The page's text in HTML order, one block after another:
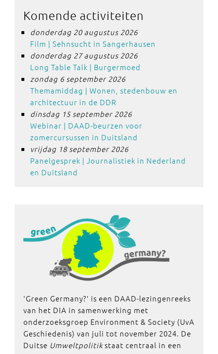
Komende activiteiten
donderdag 20 augustus 2026
Film | Sehnsucht in Sangerhausen
donderdag 27 augustus 2026
Long Table Talk | Burgermoed
zondag 6 september 2026
Themamiddag | Wonen, stedenbouw en
architectuur in de DDR
dinsdag 15 september 2026
Webinar | DAAD-beurzen voor
zomercursussen in Duitsland
vrijdag 18 september 2026
Panelgesprek | Journalistiek in Nederland
en Duitsland
'Green Germany?' is een DAAD-lezingenreeks
van het DIA in samenwerking met
onderzoeksgroep Environment & Society (UvA
Geschiedenis) van juli tot november 2024. De
Duitse Umweltpolitikstaat centraal in een